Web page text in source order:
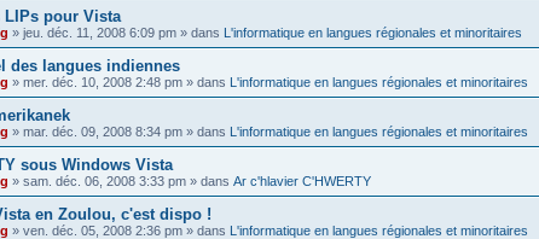
LIPs pour Vista
» jeu. déc. 11, 2008 6:09 pm » dans L'informatique en langues régionales et minoritaires
des langues indiennes
» mer. déc. 10, 2008 2:48 pm » dans L'informatique en langues régionales et minoritaires
» mar. déc. 09, 2008 8:34 pm » dans L'informatique en langues régionales et minoritaires
sous Windows Vista
» sam. déc. 06, 2008 3:33 pm » dans Ar c'hlavier C'HWERTY
en Zoulou, c'est dispo !
» ven. déc. 05, 2008 2:36 pm » dans L'informatique en langues régionales et minoritaires